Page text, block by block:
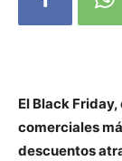
El Black Friday,
comerciales
descuentos